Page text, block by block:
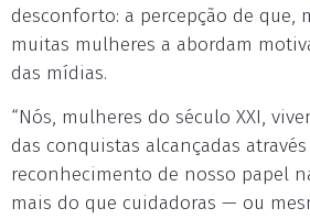
desconforto: a percepção de que,
muitas mulheres a abordam
das mídias.
“Nós, mulheres do século XXI,
das conquistas alcançadas
reconhecimento de nosso papel
mais do que cuidadoras — ou